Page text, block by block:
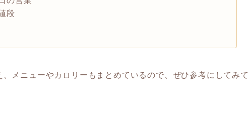
段
メニューやカロリーもまとめているので、ぜひ参考にしてみて